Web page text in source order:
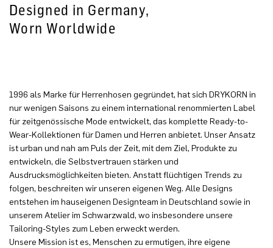
Designed in Germany,
Worn Worldwide
1996 als Marke für Herrenhosen gegründet, hat sich DRYKORN in
nur wenigen Saisons zu einem international renommierten Label
für zeitgenössische Mode entwickelt, das komplette Ready-to-
Wear-Kollektionen für Damen und Herren anbietet. Unser Ansatz
ist urban und nah am Puls der Zeit, mit dem Ziel, Produkte zu
entwickeln, die Selbstvertrauen stärken und
Ausdrucksmöglichkeiten bieten. Anstatt flüchtigen Trends zu
folgen, beschreiten wir unseren eigenen Weg. Alle Designs
entstehen im hauseigenen Designteam in Deutschland sowie in
unserem Atelier im Schwarzwald, wo insbesondere unsere
Tailoring-Styles zum Leben erweckt werden.
Unsere Mission ist es, Menschen zu ermutigen, ihre eigene